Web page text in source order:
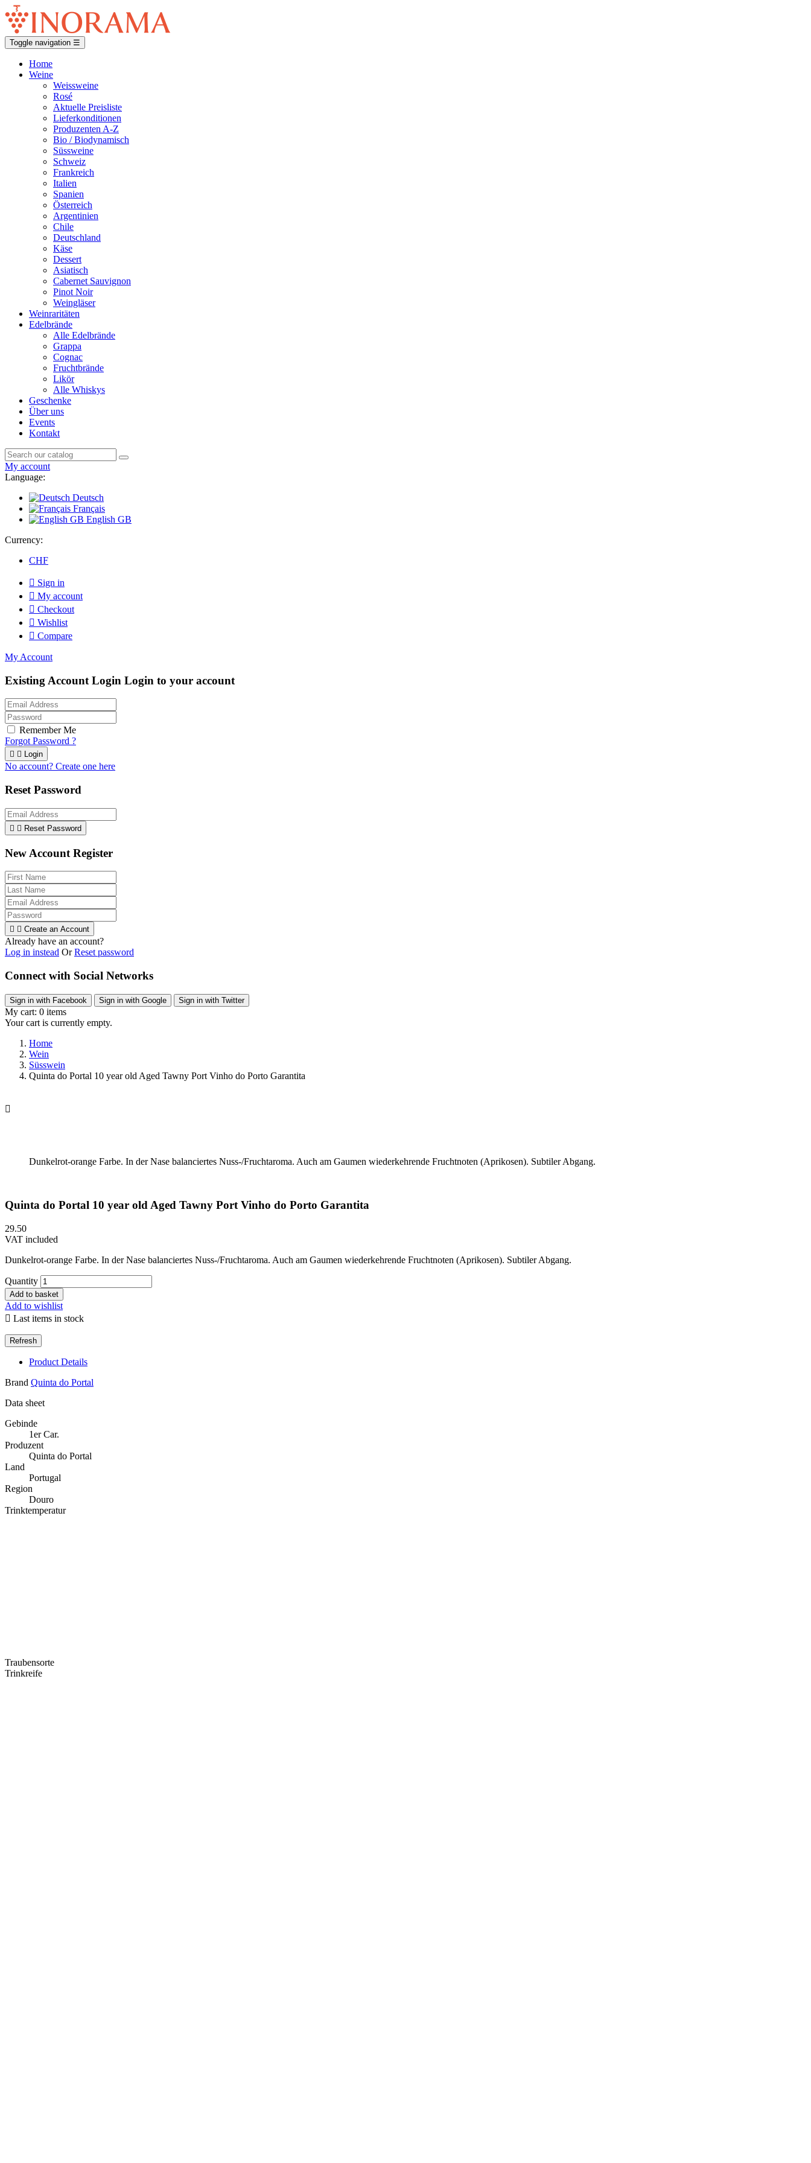
Toggle navigation ☰
Home
Weine
Weissweine
Rosé
Aktuelle Preisliste
Lieferkonditionen
Produzenten A-Z
Bio / Biodynamisch
Süssweine
Schweiz
Frankreich
Italien
Spanien
Österreich
Argentinien
Chile
Deutschland
Käse
Dessert
Asiatisch
Cabernet Sauvignon
Pinot Noir
Weingläser
Weinraritäten
Edelbrände
Alle Edelbrände
Grappa
Cognac
Fruchtbrände
Likör
Alle Whiskys
Geschenke
Über uns
Events
Kontakt
My account
Language:
Deutsch
Français
English GB
Currency:
CHF
 Sign in
 My account
 Checkout
 Wishlist
 Compare
My Account
Existing Account Login Login to your account
Remember Me
Forgot Password ?
  Login
No account? Create one here
Reset Password
  Reset Password
New Account Register
  Create an Account
Already have an account?
Log in instead OrReset password
Connect with Social Networks
Sign in with Facebook Sign in with Google Sign in with Twitter
My cart: 0 items
Your cart is currently empty.
Home
Wein
Süsswein
Quinta do Portal 10 year old Aged Tawny Port Vinho do Porto Garantita

Dunkelrot-orange Farbe. In der Nase balanciertes Nuss-/Fruchtaroma. Auch am Gaumen wiederkehrende Fruchtnoten (Aprikosen). Subtiler Abgang.
Quinta do Portal 10 year old Aged Tawny Port Vinho do Porto Garantita
29.50
VAT included
Dunkelrot-orange Farbe. In der Nase balanciertes Nuss-/Fruchtaroma. Auch am Gaumen wiederkehrende Fruchtnoten (Aprikosen). Subtiler Abgang.
Quantity
Add to basket
Add to wishlist
 Last items in stock
Product Details
Brand Quinta do Portal
Data sheet
Gebinde
1er Car.
Produzent
Quinta do Portal
Land
Portugal
Region
Douro
Trinktemperatur
Traubensorte
Trinkreife